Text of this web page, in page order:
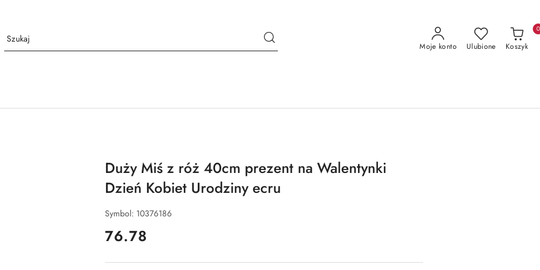
Moje konto Ulubione Koszyk
0
Duży Miś z róż 40cm prezent na Walentynki
Dzień Kobiet Urodziny ecru
Symbol: 10376186
cena:
76.78